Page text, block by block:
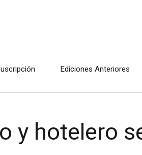
Ediciones Anteriores
y hotelero